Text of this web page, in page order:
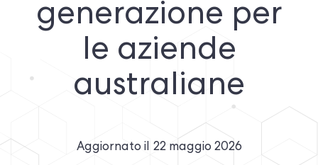
generazione per
le aziende
australiane
Aggiornato il 22 maggio 2026